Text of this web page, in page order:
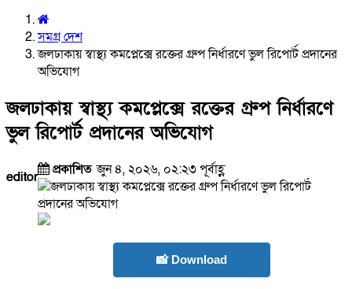
সমগ্র দেশ
জলঢাকায় স্বাস্থ্য কমপ্লেক্সে রক্তের গ্রুপ নির্ধারণে ভুল রিপোর্ট প্রদানের
অভিযোগ
জলঢাকায় স্বাস্থ্য কমপ্লেক্সে রক্তের গ্রুপ নির্ধারণে
ভুল রিপোর্ট প্রদানের অভিযোগ
editor প্রকাশিতজুন ৪, ২০২৬, ০২:২৩ পূর্বাহ্ণ
📸 Download